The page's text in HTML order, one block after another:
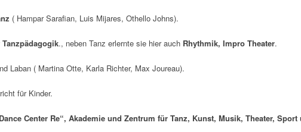
( Hampar Sarafian, Luis Mijares, Othello Johns).
., neben Tanz erlernte sie hier auch Rhythmik, Impro Theater.
Laban ( Martina Otte, Karla Richter, Max Joureau).
für Kinder.
Dance Center Re“, Akademie und Zentrum für Tanz, Kunst, Musik, Theater,